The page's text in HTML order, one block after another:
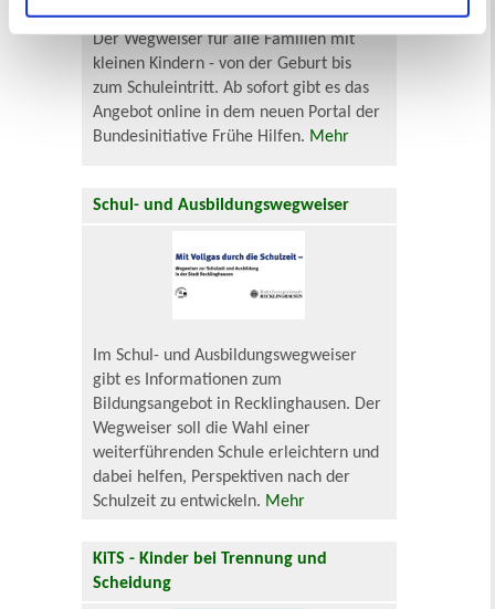
Der Wegweiser für alle Familien mit
kleinen Kindern - von der Geburt bis
zum Schuleintritt. Ab sofort gibt es das
Angebot online in dem neuen Portal der
Bundesinitiative Frühe Hilfen. Mehr
Schul- und Ausbildungswegweiser
Im Schul- und Ausbildungswegweiser
gibt es Informationen zum
Bildungsangebot in Recklinghausen. Der
Wegweiser soll die Wahl einer
weiterführenden Schule erleichtern und
dabei helfen, Perspektiven nach der
Schulzeit zu entwickeln. Mehr
KiTS - Kinder bei Trennung und
Scheidung